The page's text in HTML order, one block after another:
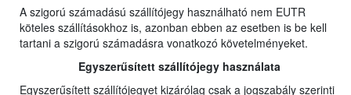
A szigorú számadású szállítójegy használható nem EUTR
köteles szállításokhoz is, azonban ebben az esetben is be kell
tartani a szigorú számadásra vonatkozó követelményeket.
Egyszerűsített szállítójegy használata
Egyszerűsített szállítójegyet kizárólag csak a jogszabály szerinti